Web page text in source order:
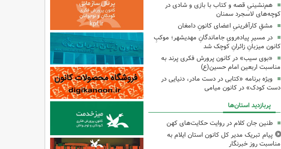
هم‌نشینیِ قصه و کتاب با بازی و شادی در
کوچه‌های لاسجرد سمنان
مشقِ کارآفرینیِ اعضای کانونِ دامغان
در مسیرِ پیاده‌رویِ جاماندگانِ مهدیشهر؛ موکبِ
کانون میزبانِ زائرانِ کوچک شد
«بوی سیب» در کانون پرورش فکری پرند به
مناسبت اربعین امام حسین(ع)
ویژه برنامه «کتابی در دست مادر، دنیایی در
دست کودک» در کانون میامی
پربازدید استان‌ها
طنین جان کلام در روایت حکایت‌های کهن
پیام تبریک مدیر کل کانون استان ایلام به
مناسبت روز خبرنگار